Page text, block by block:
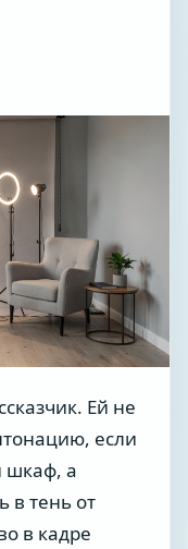
Ей не
если
шкаф, а
в тень от
в кадре